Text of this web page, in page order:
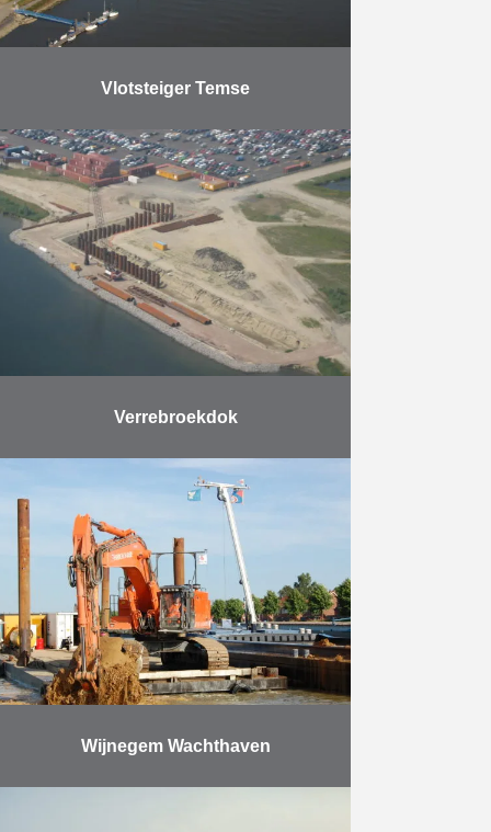
Vlotsteiger Temse
Herbosch-Kiere leverde en plaatste
450 m drijvende steigers, die met 4
bruggen (lengte 45 m à 100 m –
grootste overspanning 36 m) met
de …
Meer
Verrebroekdok
Ter uitbreiding van de
aanlegplaatsen werd het
Verrebroekdok in de haven van
Antwerpen verlengd. Er werd een
kaaimuur gebouwd, ontworpen als
een verankerde damwand met …
Meer
Wijnegem Wachthaven